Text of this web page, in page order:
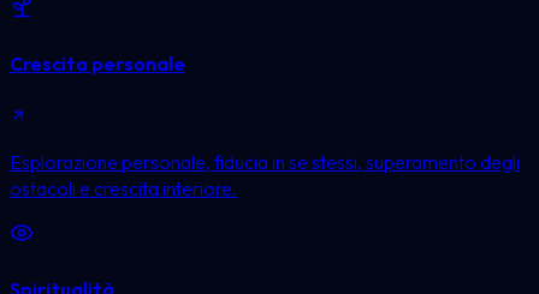
Crescita personale
Esplorazione personale, fiducia in se stessi, superamento degli
ostacoli e crescita interiore.
Spiritualità